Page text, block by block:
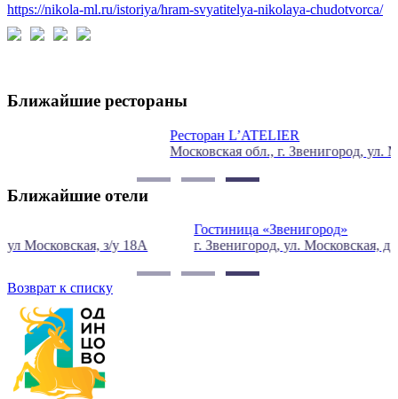
https://nikola-ml.ru/istoriya/hram-svyatitelya-nikolaya-chudotvorca/
Ближайшие рестораны
Московская обл., г. Звенигород, ул. Московская, д. 12
Ближайшие отели
г. Звенигород, ул. Московская, д.29
Возврат к списку